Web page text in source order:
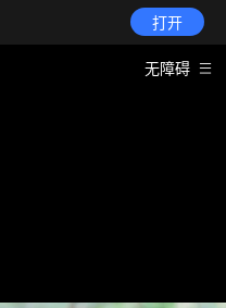
打开
无障碍